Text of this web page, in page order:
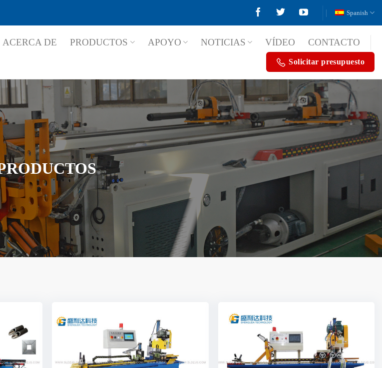
Spanish
ACERCA DE PRODUCTOS APOYO NOTICIAS VÍDEO CONTACTO
Solicitar presupuesto